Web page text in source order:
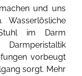
und uns
Wasserlösliche
im Darm
vorbeugt
sorgt. Mehr